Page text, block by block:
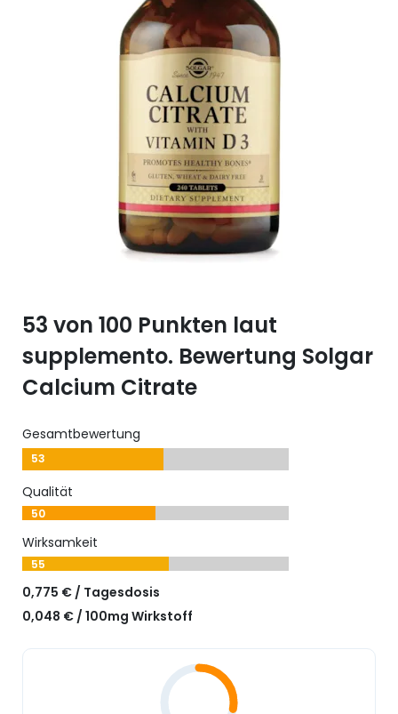
Selen (Se)
Silicium (Si)
Zink (Zn)
Vitamin B12
Vitamin C
Vitamin D
Vitamin E
Vitamin K
Vitamin Q (Q10)
53 von 100 Punkten laut
supplemento. Bewertung Solgar
Calcium Citrate
Gesamtbewertung
53
Qualität
50
Wirksamkeit
55
0,775 € / Tagesdosis
0,048 € / 100mg Wirkstoff